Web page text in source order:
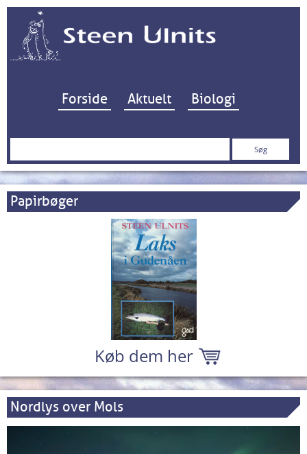
Hop til indhold
Forside Aktuelt Biologi
Søg
Papirbøger
Køb dem her
Nordlys over Mols